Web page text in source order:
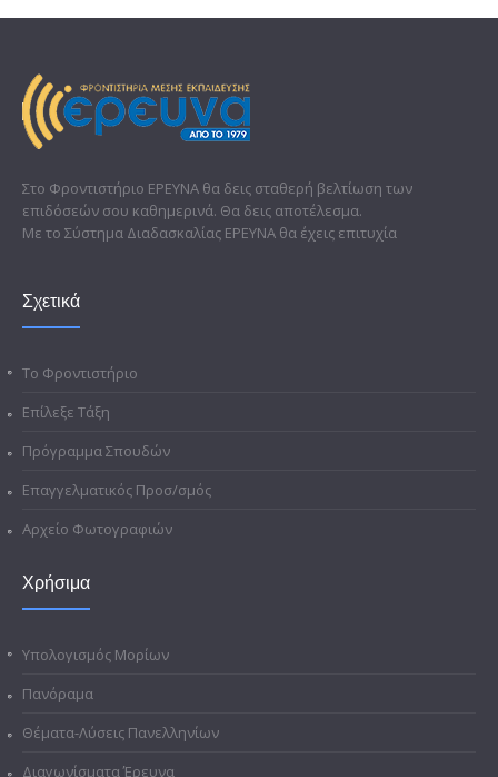
Στο Φροντιστήριο ΕΡΕΥΝΑ θα δεις σταθερή βελτίωση των
επιδόσεών σου καθημερινά. Θα δεις αποτέλεσμα.
Με το Σύστημα Διαδασκαλίας ΕΡΕΥΝΑ θα έχεις επιτυχία
Σχετικά
Το Φροντιστήριο
Επίλεξε Τάξη
Πρόγραμμα Σπουδών
Επαγγελματικός Προσ/σμός
Αρχείο Φωτογραφιών
Χρήσιμα
Υπολογισμός Μορίων
Πανόραμα
Θέματα-Λύσεις Πανελληνίων
Διαγωνίσματα Έρευνα